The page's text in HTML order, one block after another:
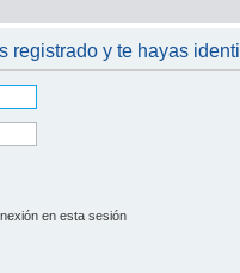
registrado y te hayas
en esta sesión